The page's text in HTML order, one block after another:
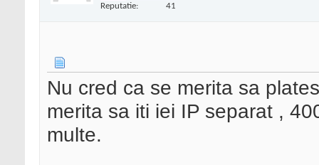
Reputatie: 41
Nu cred ca se merita sa
merita sa iti iei IP separat ,
multe.